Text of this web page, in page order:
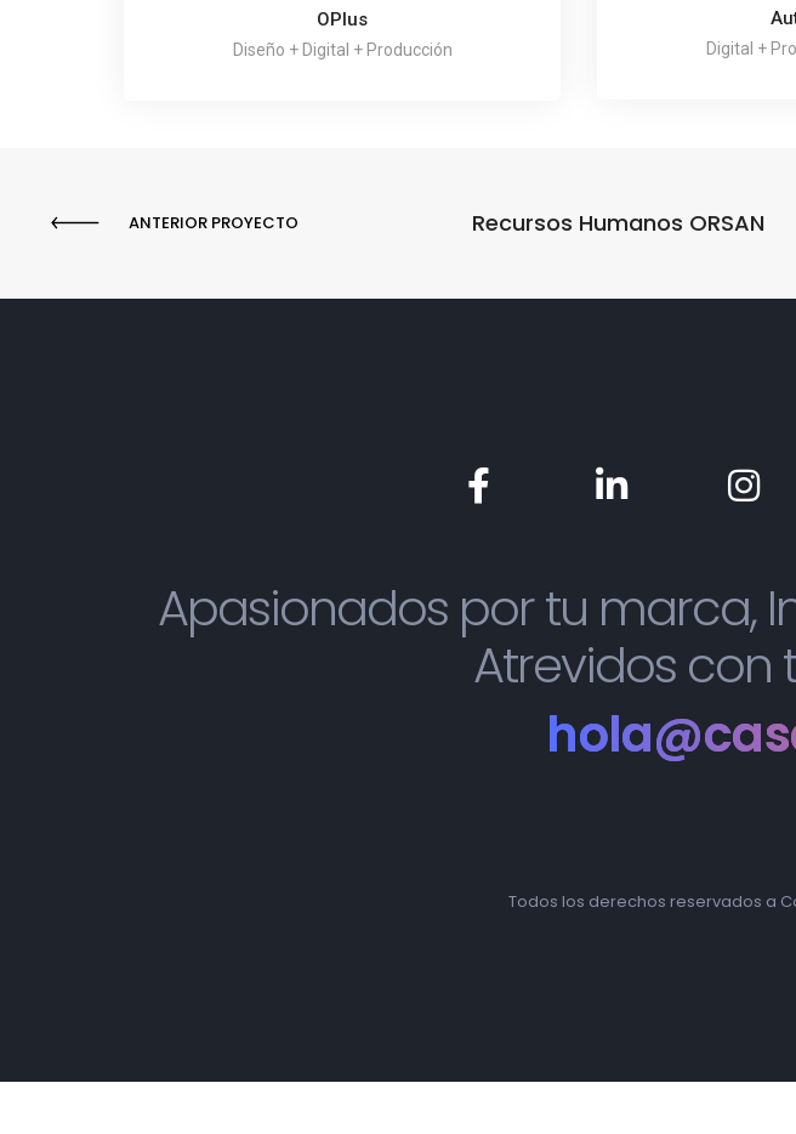
OPlus
Diseño + Digital + Producción Digital +
ANTERIOR PROYECTO Recursos Humanos ORSAN
Apasionados por tu marca,
Atrevidos
Todos los derechos reservados a